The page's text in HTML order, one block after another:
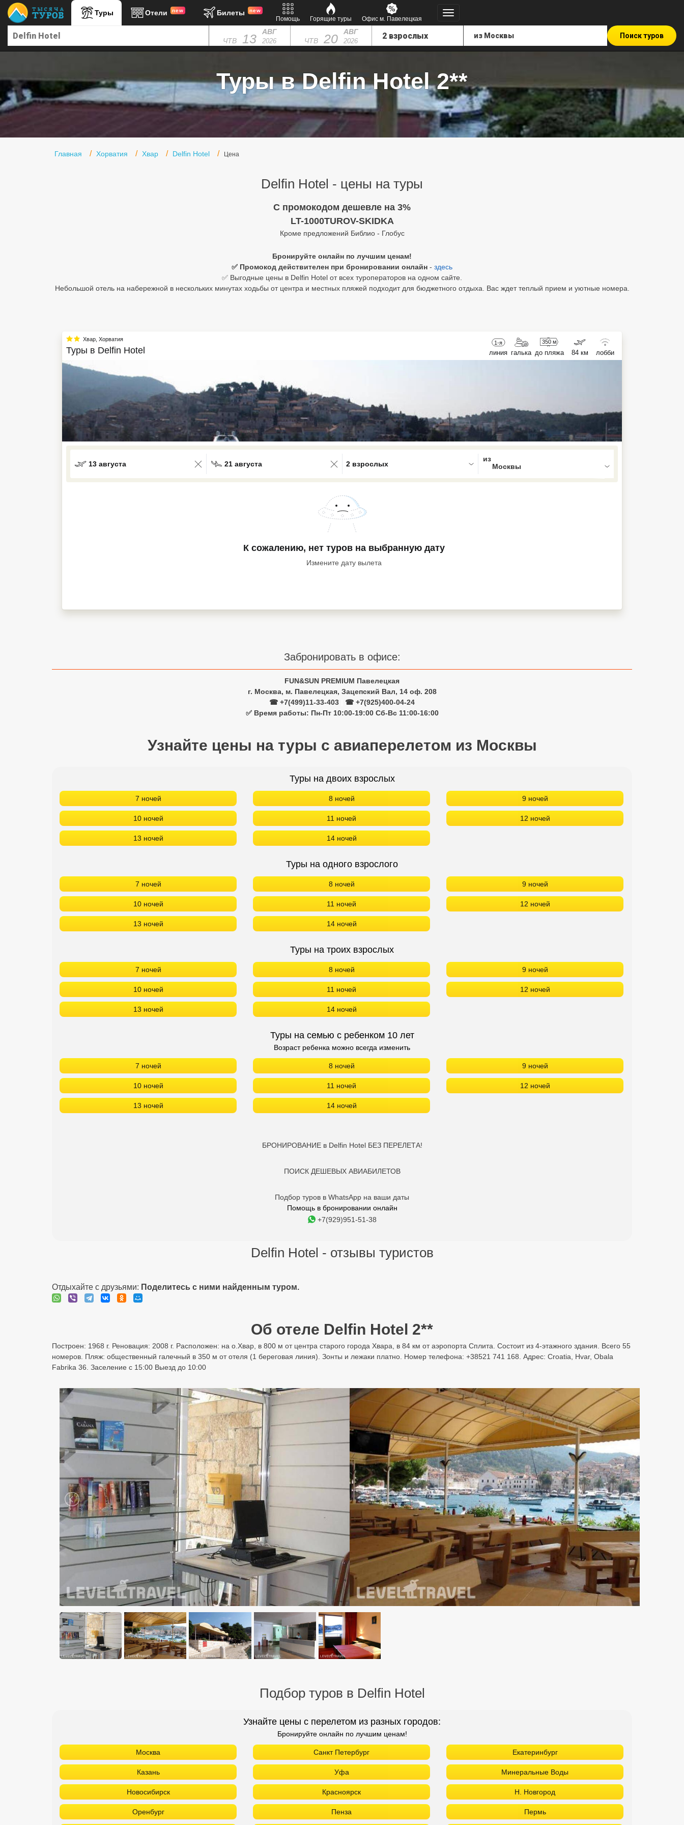
Туры Отели new Билеты new
Помощь Горящие туры Офис м. Павелецкая
ЧТВ 13 АВГ
2026 ЧТВ 20 АВГ
2026
Поиск туров
Туры в Delfin Hotel 2**
Главная Хорватия Хвар Delfin Hotel Цена
Delfin Hotel - цены на туры
C промокодом дешевле на 3%
LT-1000TUROV-SKIDKA
Кроме предложений Библио - Глобус
Бронируйте онлайн по лучшим ценам!
✅ Промокод действителен при бронировании онлайн - здесь
✅ Выгодные цены в Delfin Hotel от всех туроператоров на одном сайте.
Небольшой отель на набережной в нескольких минутах ходьбы от центра и местных пляжей подходит для бюджетного отдыха. Вас ждет теплый прием и уютные номера.
Хвар Хорватия
Туры в Delfin Hotel
1-я
линия галька
350 м
до пляжа 84 км лобби
13 августа 21 августа
0 results available. Select is focused , press Down to open the menu,
2 взрослых
К сожалению, нет туров на выбранную дату
Измените дату вылета
Забронировать в офисе:
FUN&SUN PREMIUM Павелецкая
г. Москва, м. Павелецкая, Зацепский Вал, 14 оф. 208
☎ +7(499)11-33-403
☎ +7(925)400-04-24
✅ Время работы: Пн-Пт 10:00-19:00 Сб-Вс 11:00-16:00
Узнайте цены на туры с авиаперелетом из Москвы
Туры на двоих взрослых
7 ночей 8 ночей 9 ночей
10 ночей 11 ночей 12 ночей
13 ночей 14 ночей
Туры на одного взрослого
7 ночей 8 ночей 9 ночей
10 ночей 11 ночей 12 ночей
13 ночей 14 ночей
Туры на троих взрослых
7 ночей 8 ночей 9 ночей
10 ночей 11 ночей 12 ночей
13 ночей 14 ночей
Туры на семью с ребенком 10 лет
Возраст ребенка можно всегда изменить
7 ночей 8 ночей 9 ночей
10 ночей 11 ночей 12 ночей
13 ночей 14 ночей
БРОНИРОВАНИЕ в Delfin Hotel БЕЗ ПЕРЕЛЕТА!
ПОИСК ДЕШЕВЫХ АВИАБИЛЕТОВ
Подбор туров в WhatsApp на ваши даты
Помощь в бронировании онлайн
+7(929)951-51-38
Delfin Hotel - отзывы туристов
Отдыхайте с друзьями: Поделитесь с ними найденным туром.
Об отеле Delfin Hotel 2**
Построен: 1968 г. Реновация: 2008 г. Расположен: на о.Хвар, в 800 м от центра старого города Хвара, в 84 км от аэропорта Сплита. Состоит из 4-этажного здания. Всего 55
номеров. Пляж: общественный галечный в 350 м от отеля (1 береговая линия). Зонты и лежаки платно. Номер телефона: +38521 741 168. Адрес: Croatia, Hvar, Obala
Fabrika 36. Заселение с 15:00 Выезд до 10:00
Подбор туров в Delfin Hotel
Узнайте цены с перелетом из разных городов:
Бронируйте онлайн по лучшим ценам!
Москва Санкт Петербург Екатеринбург
Казань Уфа Минеральные Воды
Новосибирск Красноярск Н. Новгород
Оренбург Пенза Пермь
Главная
Туры в Египет
Туры в ОАЭ
Сетевые отели Мальдив
Сетевые отели Сейшел
Сетевые отели Маврикия